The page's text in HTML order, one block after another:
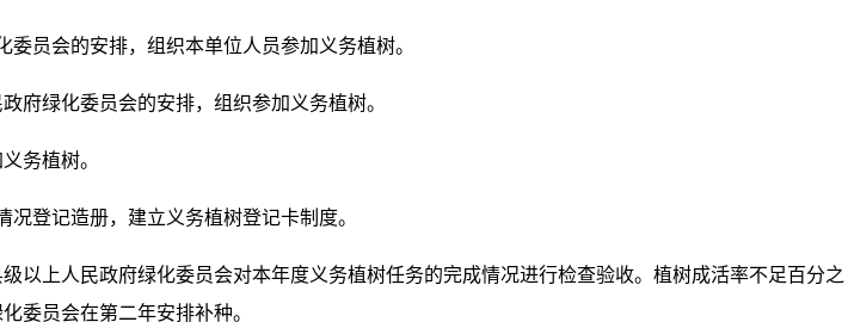
员会的安排，组织本单位人员参加义务植树。
府绿化委员会的安排，组织参加义务植树。
务植树。
登记造册，建立义务植树登记卡制度。
以上人民政府绿化委员会对本年度义务植树任务的完成情况进行检查验收。植树成活率不足百分之
委员会在第二年安排补种。